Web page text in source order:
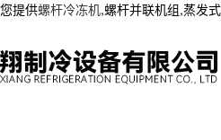
提供螺杆冷冻机,螺杆并联机组,蒸发